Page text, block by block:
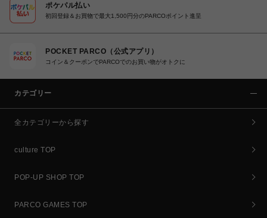
ポケパル払い
初回登録＆お買物で最大1,500円分のPARCOポイント進呈
POCKET PARCO（公式アプリ）
コイン＆クーポンでPARCOでのお買い物がオトクに
カテゴリー
全カテゴリーから探す
culture TOP
POP-UP SHOP TOP
PARCO GAMES TOP